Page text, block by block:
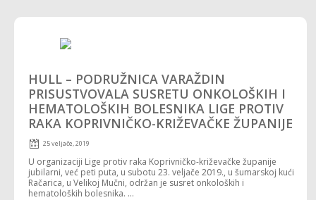
HULL – PODRUŽNICA VARAŽDIN
PRISUSTVOVALA SUSRETU ONKOLOŠKIH I
HEMATOLOŠKIH BOLESNIKA LIGE PROTIV
RAKA KOPRIVNIČKO-KRIŽEVAČKE ŽUPANIJE
25 veljače, 2019
U organizaciji Lige protiv raka Koprivničko-križevačke županije
jubilarni, već peti puta, u subotu 23. veljače 2019., u šumarskoj kući
Račarica, u Velikoj Mučni, održan je susret onkoloških i
hematoloških bolesnika. ...